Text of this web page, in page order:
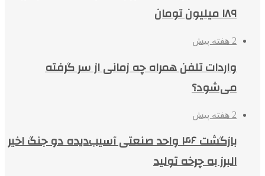
۱۸۹ میلیون تومان
2 هفته پیش
واردات تلفن همراه چه زمانی از سر گرفته
می‌شود؟
2 هفته پیش
بازگشت ۴۶ واحد صنعتی آسیب‌دیده دو جنگ اخیر
البرز به چرخه تولید